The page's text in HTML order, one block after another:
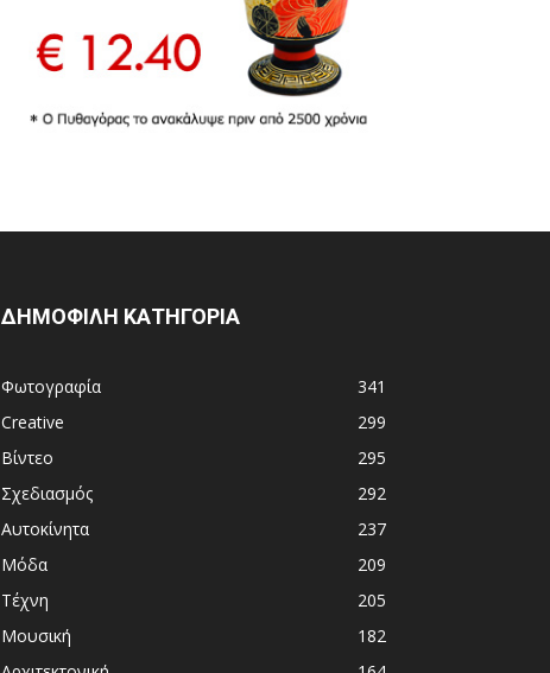
ΔΗΜΟΦΙΛΗ ΚΑΤΗΓΟΡΙΑ
Φωτογραφία
341
Creative
299
Βίντεο
295
Σχεδιασμός
292
Αυτοκίνητα
237
Μόδα
209
Τέχνη
205
Μουσική
182